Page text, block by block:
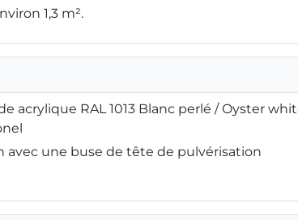
1,3 m².
acrylique RAL 1013 Blanc perlé / Oyster
avec une buse de tête de pulvérisation